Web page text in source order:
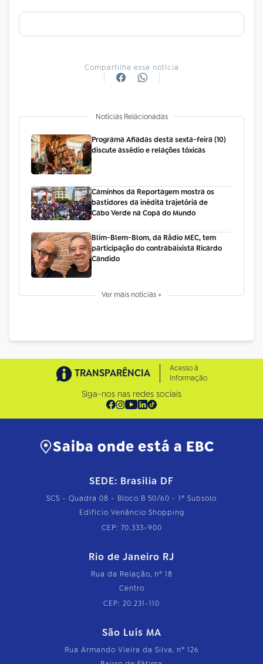
Compartilhe essa notícia
Notícias Relacionadas
Programa Afiadas desta sexta-feira (10)
discute assédio e relações tóxicas
Caminhos da Reportagem mostra os
bastidores da inédita trajetória de
Cabo Verde na Copa do Mundo
Blim-Blem-Blom, da Rádio MEC, tem
participação do contrabaixista Ricardo
Candido
Ver mais notícias +
TRANSPARÊNCIA
Acesso à
Informação
Siga-nos nas redes sociais
Saiba onde está a EBC
SEDE: Brasília DF
SCS - Quadra 08 - Bloco B 50/60 - 1º Subsolo
Edifício Venâncio Shopping
CEP: 70.333-900
Rio de Janeiro RJ
Rua da Relação, nº 18
Centro
CEP: 20.231-110
São Luís MA
Rua Armando Vieira da Silva, nº 126